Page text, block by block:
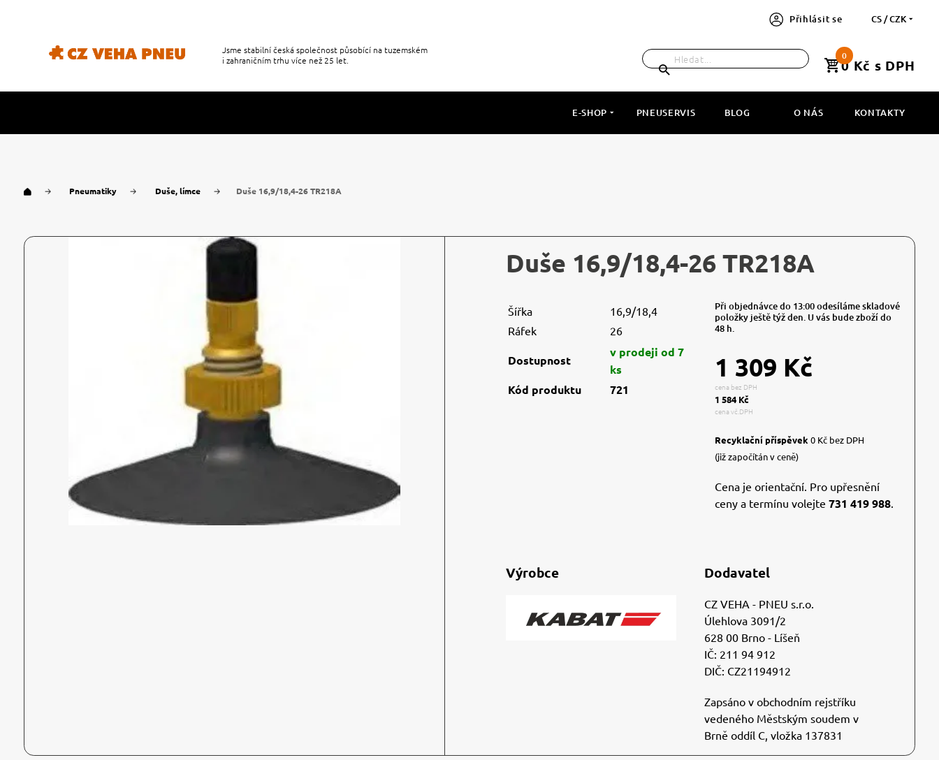
Přihlásit se CS / CZK
Jsme stabilní česká společnost působící na tuzemském
i zahraničním trhu více než 25 let.
0
0 Kč s DPH
E-SHOP PNEUSERVIS BLOG O NÁS KONTAKTY
Pneumatiky Duše, límce Duše 16,9/18,4-26 TR218A
Duše 16,9/18,4-26 TR218A
Šířka
16,9/18,4
Ráfek
26
Dostupnost
v prodeji od 7
ks
Kód produktu
721
Při objednávce do 13:00 odesíláme skladové
položky ještě týž den. U vás bude zboží do
48 h.
1 309 Kč
cena bez DPH
1 584 Kč
cena vč.DPH
Recyklační příspěvek0 Kč bez DPH
(již započítán v ceně)
Cena je orientační. Pro upřesnění
ceny a termínu volejte731 419 988.
Výrobce Dodavatel
CZ VEHA - PNEU s.r.o.
Úlehlova 3091/2
628 00 Brno - Líšeň
IČ: 211 94 912
DIČ: CZ21194912
Zapsáno v obchodním rejstříku
vedeného Městským soudem v
Brně oddíl C, vložka 137831